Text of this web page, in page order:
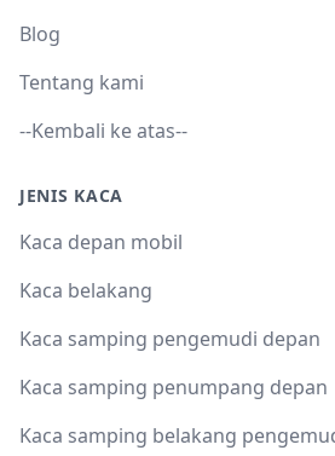
Blog
Tentang kami
--Kembali ke atas--
JENIS KACA
Kaca depan mobil
Kaca belakang
Kaca samping pengemudi depan
Kaca samping penumpang depan
Kaca samping belakang